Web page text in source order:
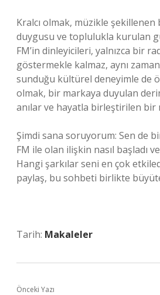
Kralcı olmak, müzikle
duygusu ve toplulukla kurulan
FM’in dinleyicileri, yalnızca bir
göstermekle kalmaz, aynı
sunduğu kültürel deneyimle de
olmak, bir markaya duyulan
anılar ve hayatla birleştirilen
Şimdi sana soruyorum: Sen de bir
FM ile olan ilişkin nasıl başladı
Hangi şarkılar seni en çok
paylaş, bu sohbeti birlikte
Tarih: Makaleler
Önceki Yazı